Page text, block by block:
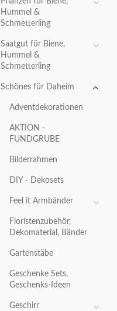
Hummel &
Schmetterling
Saatgut für Biene,
Hummel &
Schmetterling
Schönes für Daheim
Adventdekorationen
AKTION -
FUNDGRUBE
Bilderrahmen
DIY - Dekosets
Feel it Armbänder
Floristenzubehör,
Dekomaterial, Bänder
Gartenstäbe
Geschenke Sets,
Geschenks-Ideen
Geschirr